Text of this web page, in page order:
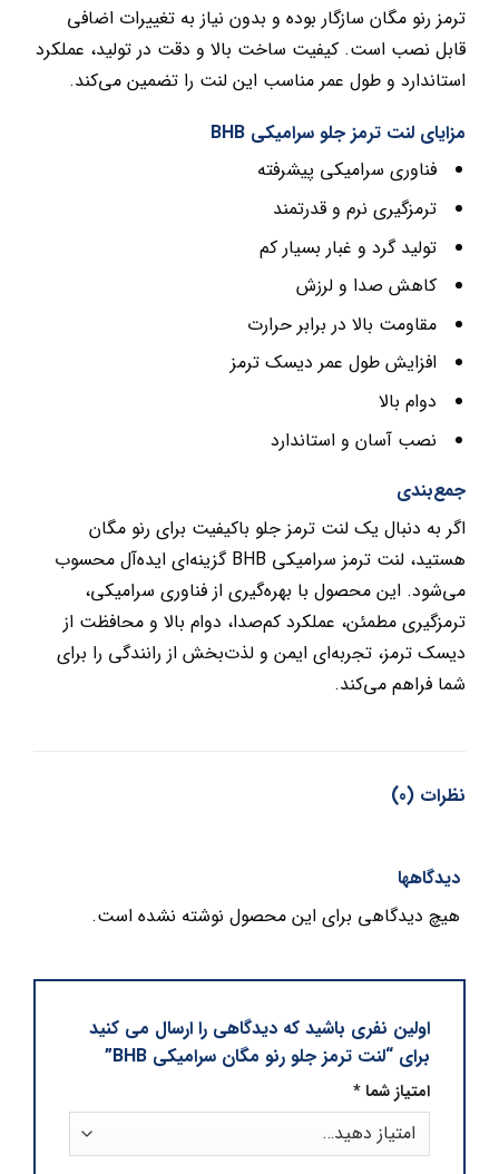
ترمز رنو مگان سازگار بوده و بدون نیاز به تغییرات اضافی
قابل نصب است. کیفیت ساخت بالا و دقت در تولید، عملکرد
استاندارد و طول عمر مناسب این لنت را تضمین می‌کند.
مزایای لنت ترمز جلو سرامیکی BHB
فناوری سرامیکی پیشرفته
ترمزگیری نرم و قدرتمند
تولید گرد و غبار بسیار کم
کاهش صدا و لرزش
مقاومت بالا در برابر حرارت
افزایش طول عمر دیسک ترمز
دوام بالا
نصب آسان و استاندارد
جمع‌بندی
اگر به دنبال یک لنت ترمز جلو باکیفیت برای رنو مگان
هستید، لنت ترمز سرامیکی BHB گزینه‌ای ایده‌آل محسوب
می‌شود. این محصول با بهره‌گیری از فناوری سرامیکی،
ترمزگیری مطمئن، عملکرد کم‌صدا، دوام بالا و محافظت از
دیسک ترمز، تجربه‌ای ایمن و لذت‌بخش از رانندگی را برای
شما فراهم می‌کند.
نظرات (0)
دیدگاهها
هیچ دیدگاهی برای این محصول نوشته نشده است.
اولین نفری باشید که دیدگاهی را ارسال می کنید
برای “لنت ترمز جلو رنو مگان سرامیکی BHB”
امتیاز شما*